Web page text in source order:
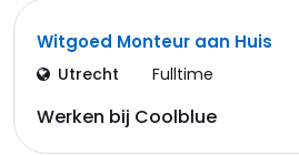
Witgoed Monteur aan Huis
Utrecht Fulltime
Werken bij Coolblue